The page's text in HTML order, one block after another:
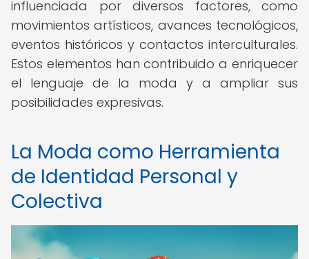
influenciada por diversos factores, como
movimientos artísticos, avances tecnológicos,
eventos históricos y contactos interculturales.
Estos elementos han contribuido a enriquecer
el lenguaje de la moda y a ampliar sus
posibilidades expresivas.
La Moda como Herramienta
de Identidad Personal y
Colectiva